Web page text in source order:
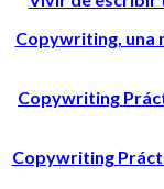
Copywriting, una
Copywriting
Copywriting